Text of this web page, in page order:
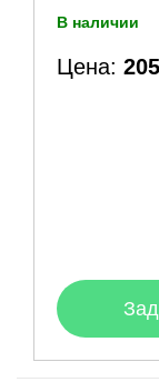
В наличии
Цена: